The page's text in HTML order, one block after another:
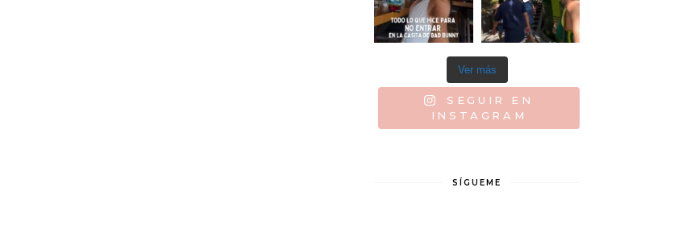
Ver más
SEGUIR EN
INSTAGRAM
SÍGUEME